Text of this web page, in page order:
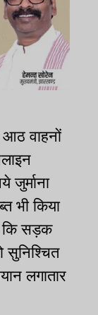
आठ वाहनों
जुर्माना
भी किया
कि सड़क
सुनिश्चित
लगातार